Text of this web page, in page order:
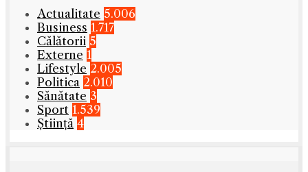
Actualitate 5.006
Business 1.717
Călătorii 5
Externe 1
Lifestyle 2.005
Politica 2.010
Sănătate 3
Sport 1.539
Știință 4